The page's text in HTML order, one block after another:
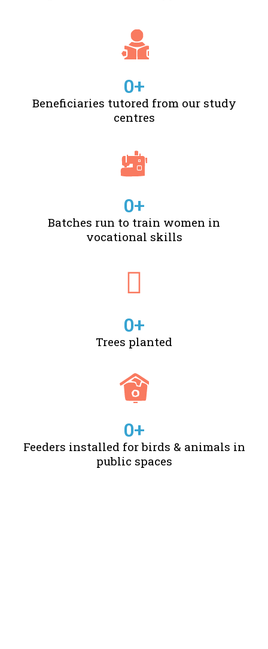
Beneficiaries tutored from our study
centres
0+
Batches run to train women in
vocational skills
0+
Trees planted
0+
Feeders installed for birds & animals in
public spaces
0+